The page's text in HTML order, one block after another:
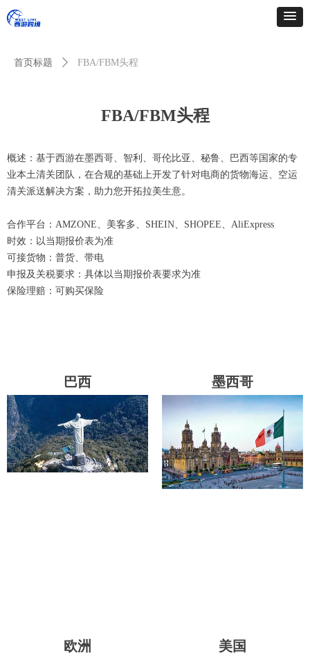
首页标题 ꄲ FBA/FBM头程
FBA/FBM头程
概述：基于西游在墨西哥、智利、哥伦比亚、秘鲁、巴西等国家的专
业本土清关团队，在合规的基础上开发了针对电商的货物海运、空运
清关派送解决方案，助力您开拓拉美生意。
合作平台：AMZONE、美客多、SHEIN、SHOPEE、AliExpress
时效：以当期报价表为准
可接货物：普货、带电
申报及关税要求：具体以当期报价表要求为准
保险理赔：可购买保险
巴西 墨西哥
欧洲 美国